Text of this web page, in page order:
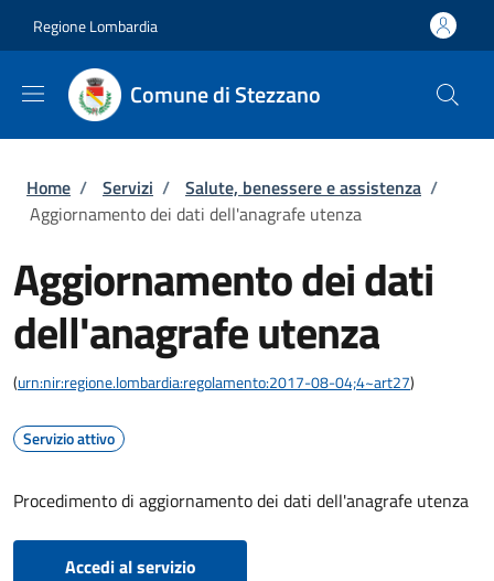
Regione Lombardia
Comune di Stezzano
Briciole di pane
Home / Servizi / Salute, benessere e assistenza /
Aggiornamento dei dati dell'anagrafe utenza
Aggiornamento dei dati
dell'anagrafe utenza
(urn:nir:regione.lombardia:regolamento:2017-08-04;4~art27)
Servizio attivo
Procedimento di aggiornamento dei dati dell'anagrafe utenza
Accedi al servizio